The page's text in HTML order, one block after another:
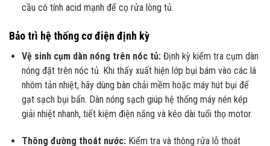
cầu có tính acid mạnh để cọ rửa lòng tủ.
Bảo trì hệ thống cơ điện định kỳ
Vệ sinh cụm dàn nóng trên nóc tủ:Định kỳ kiểm tra cụm dàn
nóng đặt trên nóc tủ. Khi thấy xuất hiện lớp bụi bám vào các lá
nhôm tản nhiệt, hãy dùng bàn chải mềm hoặc máy hút bụi để
gạt sạch bụi bẩn. Dàn nóng sạch giúp hệ thống máy nén kép
giải nhiệt nhanh, tiết kiệm điện năng và kéo dài tuổi thọ motor.
Thông đường thoát nước:Kiểm tra và thông rửa lỗ thoát